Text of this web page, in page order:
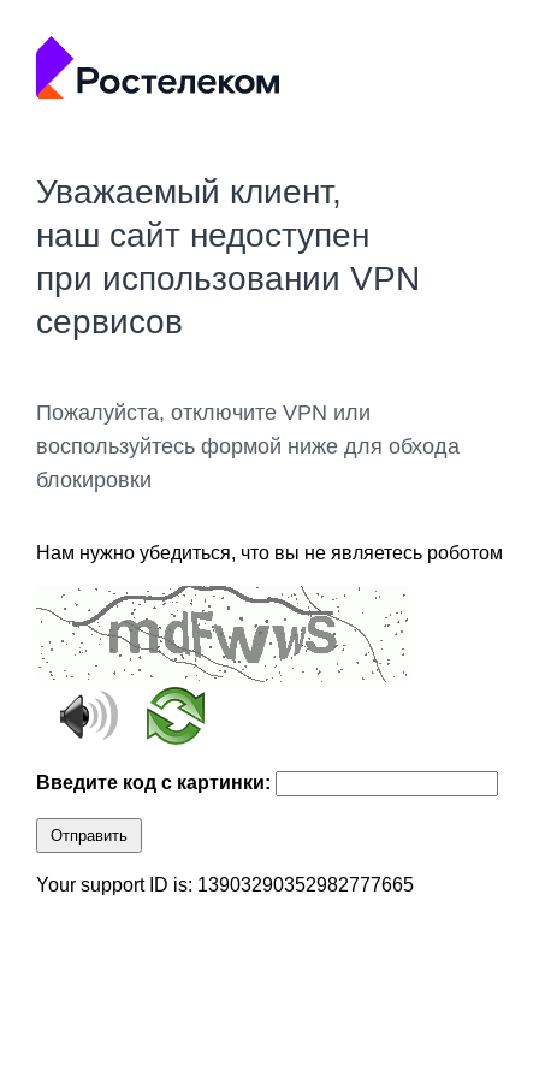
Уважаемый клиент,
наш сайт недоступен
при использовании VPN
сервисов
Пожалуйста, отключите VPN или
воспользуйтесь формой ниже для обхода
блокировки
Нам нужно убедиться, что вы не являетесь роботом
Введите код с картинки:
Отправить
Your support ID is: 13903290352982777665